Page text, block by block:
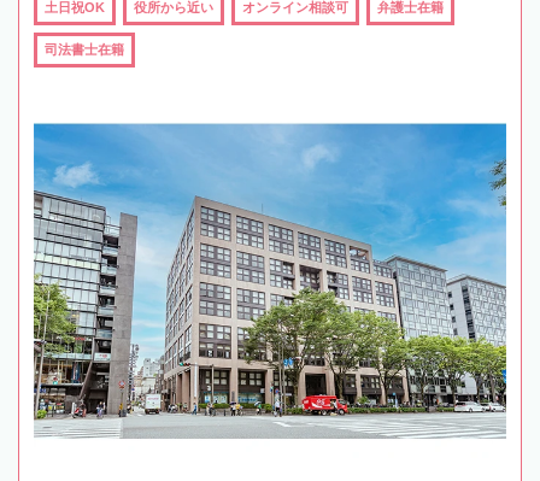
土日祝OK 役所から近い オンライン相談可 弁護士在籍
司法書士在籍